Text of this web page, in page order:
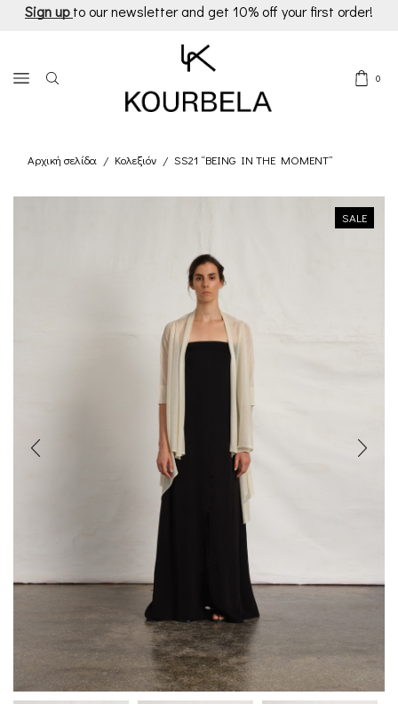
Sign up to our newsletter and get 10% off your first order!
0
Αρχική σελίδα / Κολεξιόν / SS21 “BEING IN THE MOMENT”
SALE